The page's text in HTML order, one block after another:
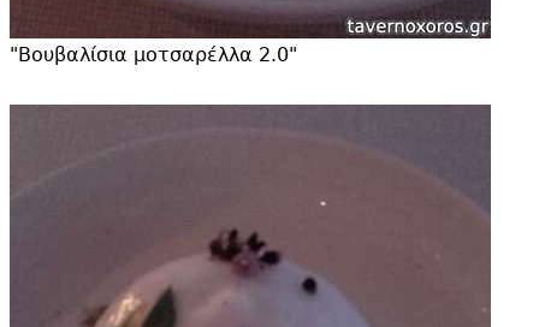
"Βουβαλίσια μοτσαρέλλα 2.0"